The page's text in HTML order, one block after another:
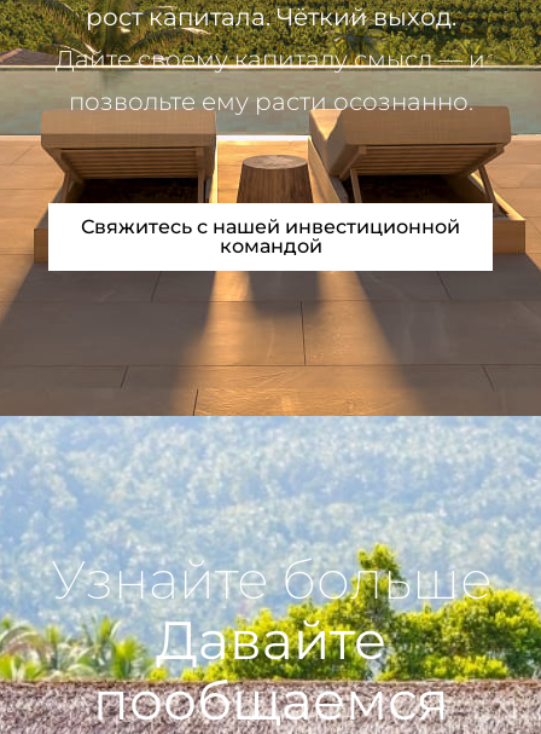
рост капитала. Чёткий выход.
Дайте своему капиталу смысл — и
позвольте ему расти осознанно.
Свяжитесь с нашей инвестиционной
командой
Узнайте больше
Давайте
пообщаемся